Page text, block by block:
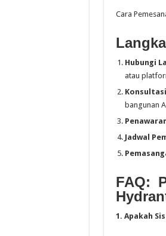
Cara
Hubungi
atau
Konsultasi
bangunan
Jadwal
FAQ:
1. Apakah